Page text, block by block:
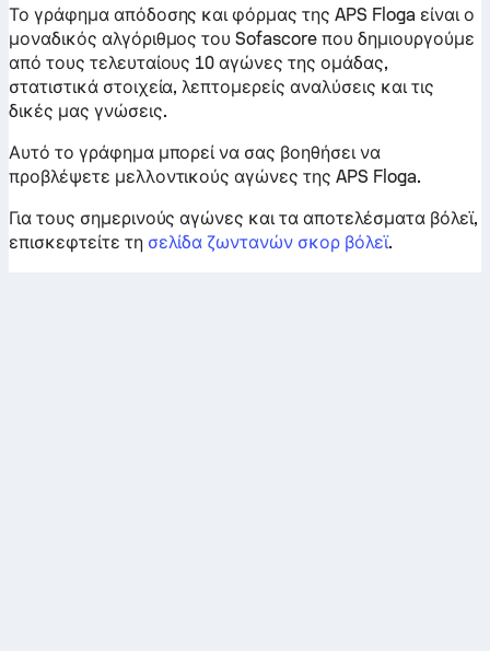
Το γράφημα απόδοσης και φόρμας της APS Floga είναι ο
μοναδικός αλγόριθμος του Sofascore που δημιουργούμε
από τους τελευταίους 10 αγώνες της ομάδας,
στατιστικά στοιχεία, λεπτομερείς αναλύσεις και τις
δικές μας γνώσεις.
Αυτό το γράφημα μπορεί να σας βοηθήσει να
προβλέψετε μελλοντικούς αγώνες της APS Floga.
Για τους σημερινούς αγώνες και τα αποτελέσματα βόλεϊ,
επισκεφτείτε τη σελίδα ζωντανών σκορ βόλεϊ.